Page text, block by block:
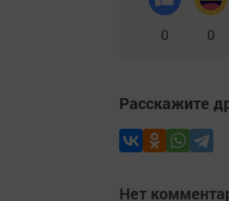
0 0
Расскажите
Нет